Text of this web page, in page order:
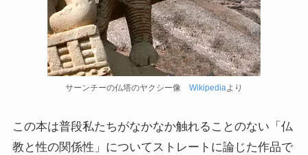
ドストエフスキー作品
ドストエフスキー伝記
ドストエフスキーとキリスト教
サーンチーの仏塔のヤクシー像 Wikipediaより
この本は普段私たちがなかなか触れることのない「仏
教と性の関係性」についてストレートに論じた作品で